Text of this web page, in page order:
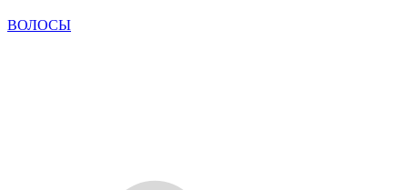
ВОЛОСЫ